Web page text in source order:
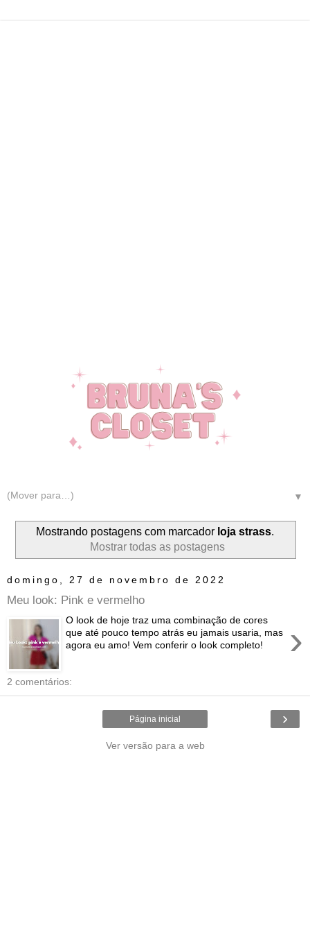
▼
Mostrando postagens com marcador loja strass.
Mostrar todas as postagens
domingo, 27 de novembro de 2022
Meu look: Pink e vermelho
›
O look de hoje traz uma combinação de cores
que até pouco tempo atrás eu jamais usaria, mas
agora eu amo! Vem conferir o look completo!
2 comentários:
›
Página inicial
Ver versão para a web